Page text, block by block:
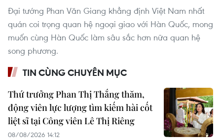
Đại tướng Phan Văn Giang khẳng định Việt Nam nhất
quán coi trọng quan hệ ngoại giao với Hàn Quốc, mong
muốn cùng Hàn Quốc làm sâu sắc hơn nữa quan hệ
song phương.
TIN CÙNG CHUYÊN MỤC
Thứ trưởng Phan Thị Thắng thăm,
động viên lực lượng tìm kiếm hài cốt
liệt sĩ tại Công viên Lê Thị Riêng
08/08/2026 14:12